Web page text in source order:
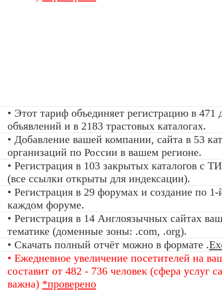
• Этот тариф объединяет регистрацию в 471
объявлений и в 2183 трастовых каталогах.
• Добавление вашей компании, сайта в 53
организаций по России в вашем регионе.
• Регистрация в 103 закрытых каталогов с
(все ссылки открыты для индексации).
• Регистрация в 29 форумах и создание по 1-
каждом форуме.
• Регистрация в 14 Англоязычных сайтах
тематике (доменные зоны: .com, .org).
• Скачать полный отчёт можно в формате .
• Ежедневное увеличение посетителей на
составит от 482 - 736 человек (сфера услуг
важна) *проверено